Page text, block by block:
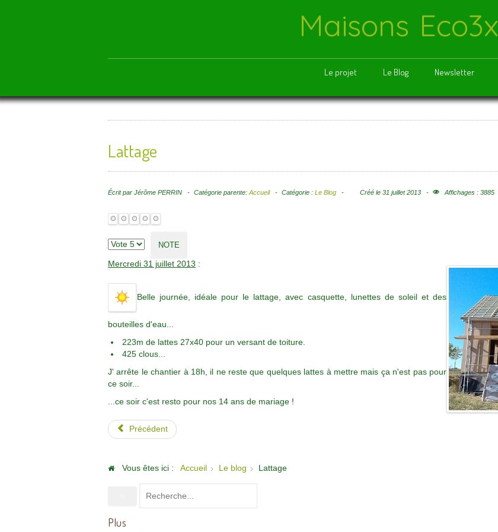
Maisons Eco3x
Le projet Le Blog Newsletter
Lattage
Écrit par Jérôme PERRIN Catégorie parente: Accueil Catégorie : Le Blog Créé le 31 juillet 2013 Affichages : 3885
Mercredi 31 juillet 2013 :
Belle journée, idéale pour le lattage, avec casquette, lunettes de soleil et des
bouteilles d'eau...
223m de lattes 27x40 pour un versant de toiture.
425 clous...
J' arrête le chantier à 18h, il ne reste que quelques lattes à mettre mais ça n'est pas pour
ce soir...
...ce soir c'est resto pour nos 14 ans de mariage !
Précédent
Vous êtes ici : Accueil Le blog Lattage
Plus